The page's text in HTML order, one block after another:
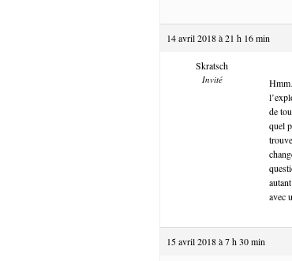
14 avril 2018 à 21 h 16 min
Skratsch
Invité
de
quel
avec
15 avril 2018 à 7 h 30 min